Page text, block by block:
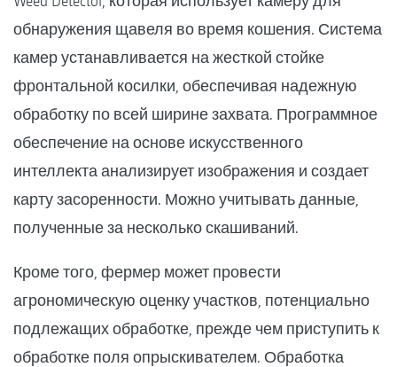
обнаружения щавеля во время кошения. Система
камер устанавливается на жесткой стойке
фронтальной косилки, обеспечивая надежную
обработку по всей ширине захвата. Программное
обеспечение на основе искусственного
интеллекта анализирует изображения и создает
карту засоренности. Можно учитывать данные,
полученные за несколько скашиваний.
Кроме того, фермер может провести
агрономическую оценку участков, потенциально
подлежащих обработке, прежде чем приступить к
обработке поля опрыскивателем. Обработка